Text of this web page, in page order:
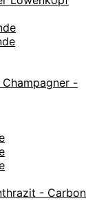
-
- Carbon